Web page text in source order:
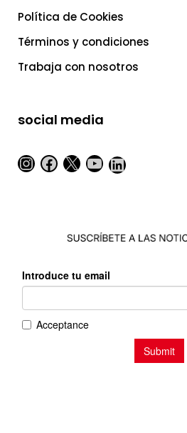
Política de Cookies
Términos y condiciones
Trabaja con nosotros
social media
Instagram
Facebook
X YouTube
LinkedIn